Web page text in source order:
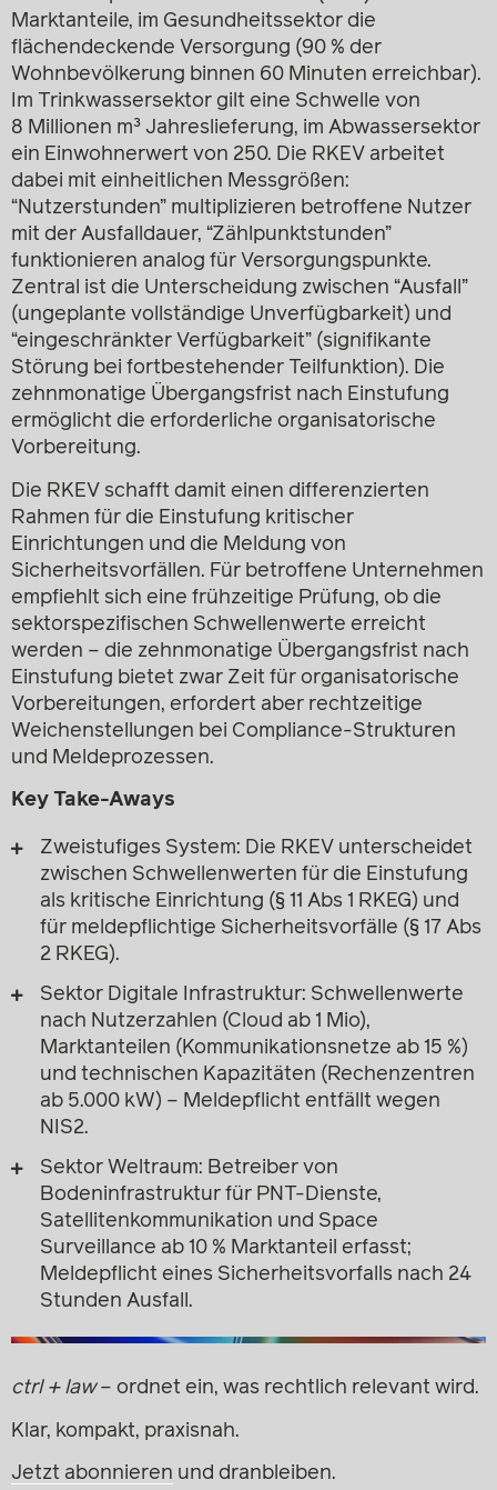
Marktanteile, im Gesundheitssektor die
flächendeckende Versorgung (90 % der
Wohnbevölkerung binnen 60 Minuten erreichbar).
Im Trinkwassersektor gilt eine Schwelle von
8 Millionen m³ Jahreslieferung, im Abwassersektor
ein Einwohnerwert von 250. Die RKEV arbeitet
dabei mit einheitlichen Messgrößen:
“Nutzerstunden” multiplizieren betroffene Nutzer
mit der Ausfalldauer, “Zählpunktstunden”
funktionieren analog für Versorgungspunkte.
Zentral ist die Unterscheidung zwischen “Ausfall”
(ungeplante vollständige Unverfügbarkeit) und
“eingeschränkter Verfügbarkeit” (signifikante
Störung bei fortbestehender Teilfunktion). Die
zehnmonatige Übergangsfrist nach Einstufung
ermöglicht die erforderliche organisatorische
Vorbereitung.
Die RKEV schafft damit einen differenzierten
Rahmen für die Einstufung kritischer
Einrichtungen und die Meldung von
Sicherheitsvorfällen. Für betroffene Unternehmen
empfiehlt sich eine frühzeitige Prüfung, ob die
sektorspezifischen Schwellenwerte erreicht
werden – die zehnmonatige Übergangsfrist nach
Einstufung bietet zwar Zeit für organisatorische
Vorbereitungen, erfordert aber rechtzeitige
Weichenstellungen bei Compliance-Strukturen
und Meldeprozessen.
Key Take-Aways
Zweistufiges System: Die RKEV unterscheidet
zwischen Schwellenwerten für die Einstufung
als kritische Einrichtung (§ 11 Abs 1 RKEG) und
für meldepflichtige Sicherheitsvorfälle (§ 17 Abs
2 RKEG).
Sektor Digitale Infrastruktur: Schwellenwerte
nach Nutzerzahlen (Cloud ab 1 Mio),
Marktanteilen (Kommunikationsnetze ab 15 %)
und technischen Kapazitäten (Rechenzentren
ab 5.000 kW) – Meldepflicht entfällt wegen
NIS2.
Sektor Weltraum: Betreiber von
Bodeninfrastruktur für PNT-Dienste,
Satellitenkommunikation und Space
Surveillance ab 10 % Marktanteil erfasst;
Meldepflicht eines Sicherheitsvorfalls nach 24
Stunden Ausfall.
ctrl + law– ordnet ein, was rechtlich relevant wird.
Klar, kompakt, praxisnah.
Jetzt abonnieren und dranbleiben.